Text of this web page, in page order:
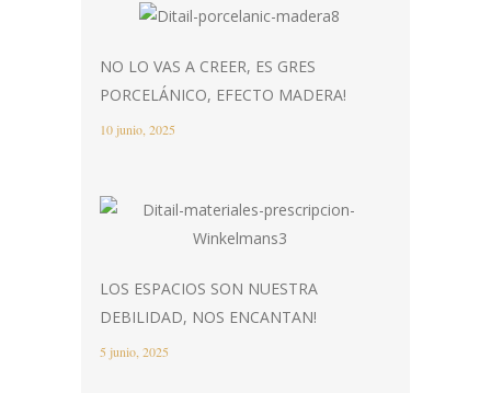
NO LO VAS A CREER, ES GRES
PORCELÁNICO, EFECTO MADERA!
10 junio, 2025
LOS ESPACIOS SON NUESTRA
DEBILIDAD, NOS ENCANTAN!
5 junio, 2025